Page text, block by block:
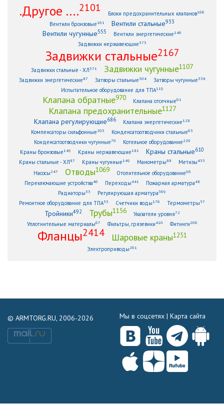
.Другое ....2101
Блоки предохранительных клапанов166
Вентили бронзовые161 Вентили стальные933
Вентили чугунные555 Вентили энергетические146
Задвижки нержавеющие373
Задвижки стальные2167
Задвижки стальные - ХЛ371 Задвижки чугунные1107
Задвижки энергетические87 Затворы стальные304 Затворы чугунные338
Испытательное оборудование для ТПА119
Клапана обратные970 Клапана отсечные61
Клапана предохранительные1127
Клапана регулирующие686 Клапана энергетические128
Компенсаторы сильфонные203 Конденсатоотводчики стальные63
Конденсатоотводчики чугунные70 Котельное оборудование220
Краны бронзовые149 Краны нержавеющие181 Краны стальные610
Краны стальные - ХЛ87 Краны чугунные149 Манометры88 Метизы433
Насосы247 Отводы1069 Отопительное оборудование96
Переключающие устройства46 Переходы441 Пожарная арматура48
Радиаторы33 Регулирующая арматура369
Ремонтное оборудование для ТПА53 Счетчики воды176 Термометры 57
Тройники492 Трубы1156 Указатели уровня72
Уплотнительные материалы67 Фильтры, грязевики410 Фитинги206
Фланцы2414 Шаровые краны1251
Электроприводы261
© ARMTORG.RU, 2006-2026 Мы в соцсетях | Карта сайта